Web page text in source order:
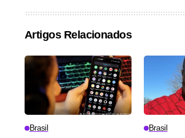
Artigos Relacionados
Brasil Brasil